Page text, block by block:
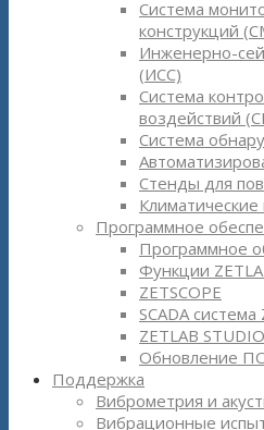
Система
конструкций
Инженерно-
(ИСС)
Система
воздействий
Система
Стенды для
Программное
Программное
Функции
ZETSCOPE
SCADA система
ZETLAB STUDIO
Обновление
Поддержка
Виброметрия и
Вибрационные